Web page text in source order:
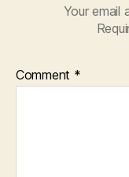
Your email
Comment *